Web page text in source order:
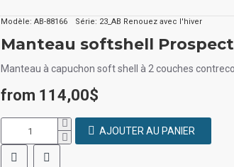
Modèle: AB-88166 Série: 23_AB Renouez avec l'hiver
Manteau softshell
Manteau à capuchon soft shell à 2 couches
from 114,00$
AJOUTER AU PANIER